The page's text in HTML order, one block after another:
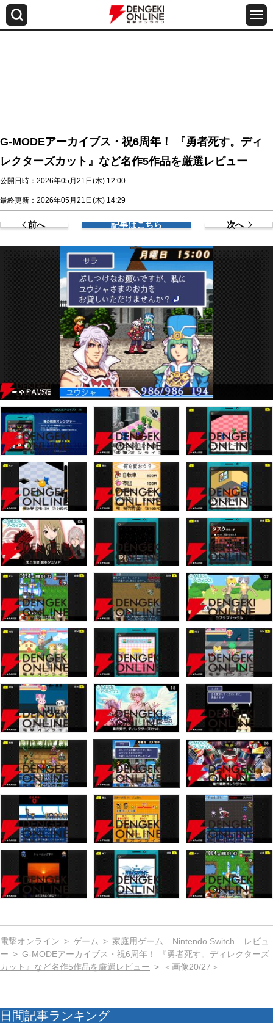
G-MODEアーカイブス・祝6周年！ 『勇者死す。ディ
レクターズカット』など名作5作品を厳選レビュー
公開日時：2026年05月21日(木) 12:00
最終更新：2026年05月21日(木) 14:29
前へ 記事はこちら 次へ
電撃オンライン ゲーム 家庭用ゲーム Nintendo Switch
レビュ
ー
G-MODEアーカイブス・祝6周年！ 『勇者死す。ディレクターズ
カット』など名作5作品を厳選レビュー
＜画像20/27＞
日間記事ランキング